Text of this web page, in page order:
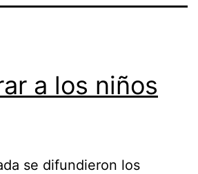
a los niños
se difundieron los